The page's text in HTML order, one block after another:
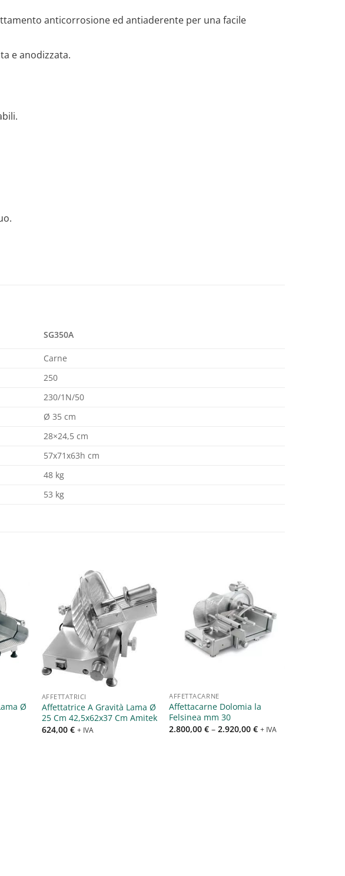
anticorrosione ed antiaderente per una facile
e anodizzata.
SG350A
Carne
250
230/1N/50
Ø 35 cm
28×24,5 cm
57x71x63h cm
48 kg
53 kg
lista
dei
Ø
Aggiungi
alla lista
dei
desideri
AFFETTATRICI
Affettatrice A Gravità Lama Ø
25 Cm 42,5x62x37 Cm Amitek
624,00 € + IVA
Aggiungi
alla lista
dei
desideri
AFFETTACARNE
Affettacarne Dolomia la
Felsinea mm 30
2.800,00€ –2.920,00€ + IVA